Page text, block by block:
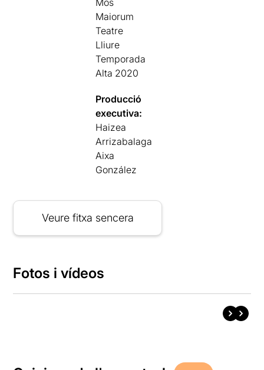
Maiorum
Teatre
Lliure
Temporada
Alta 2020
Producció
executiva:
Haizea
Arrizabalaga
Aixa
González
Veure fitxa sencera
Fotos i vídeos